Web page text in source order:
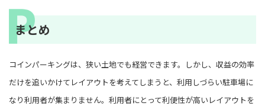
まとめ
コインパーキングは、狭い土地でも経営できます。しかし、収益の効率
だけを追いかけてレイアウトを考えてしまうと、利用しづらい駐車場に
なり利用者が集まりません。利用者にとって利便性が高いレイアウトを